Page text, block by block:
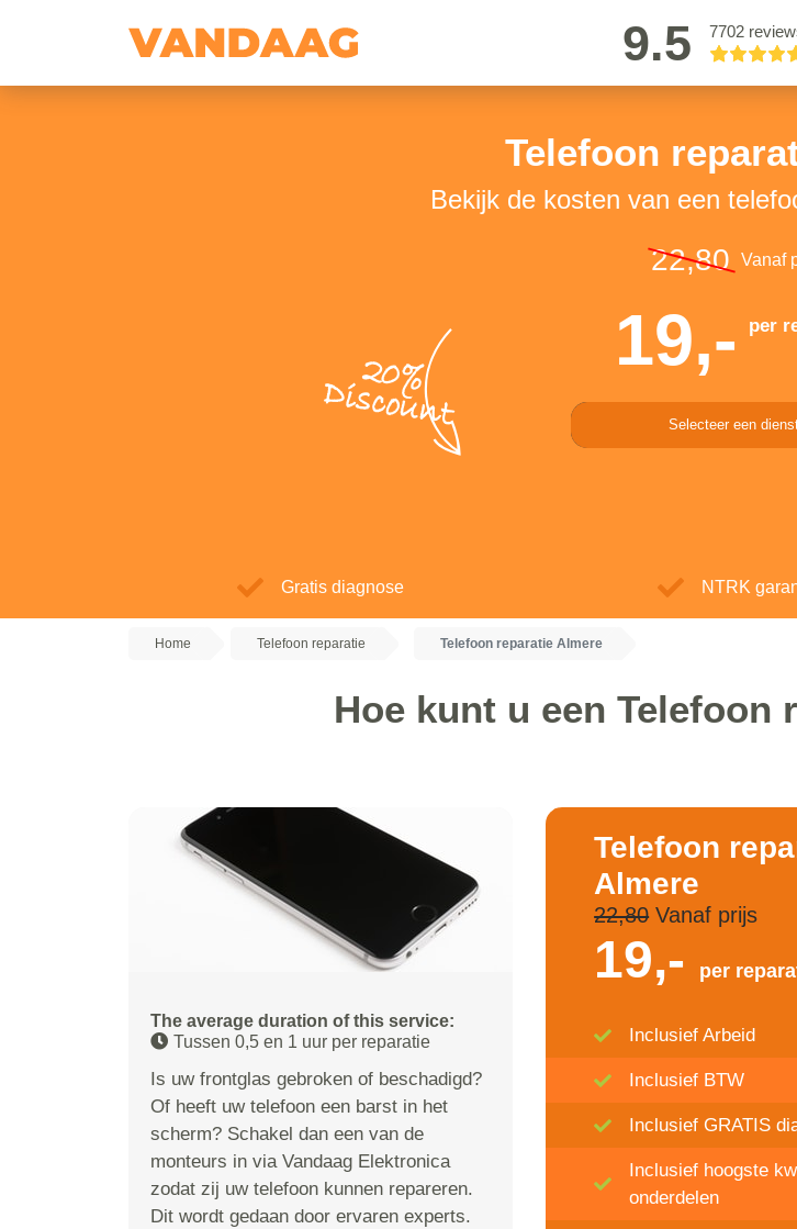
9.5 7702
Telefoon
Bekijk de kosten van een
20%
Discount
22,80 Vanaf
19,- per
Selecteer een
Gratis diagnose NTRK
Home Telefoon reparatie Telefoon reparatie Almere
Hoe kunt u een Telefoon
The average duration of this service:
Tussen 0,5 en 1 uur per reparatie
Is uw frontglas gebroken of beschadigd?
Of heeft uw telefoon een barst in het
scherm? Schakel dan een van de
monteurs in via Vandaag Elektronica
zodat zij uw telefoon kunnen repareren.
Dit wordt gedaan door ervaren experts.
Telefoon
Almere
22,80Vanaf prijs
19,- per
Inclusief Arbeid
Inclusief BTW
Inclusief GRATIS
Inclusief hoogste
onderdelen